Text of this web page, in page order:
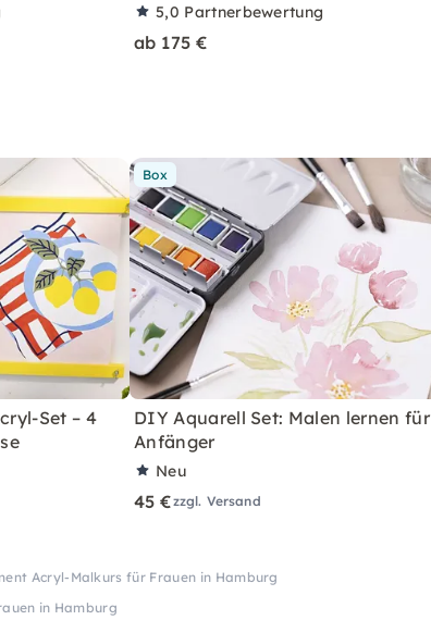
5,0 Partnerbewertung
ab 175 €
Set – 4
Box
DIY Aquarell Set: Malen lernen für
Anfänger
Neu
45 €zzgl. Versand
Acryl-Malkurs für Frauen in Hamburg
in Hamburg